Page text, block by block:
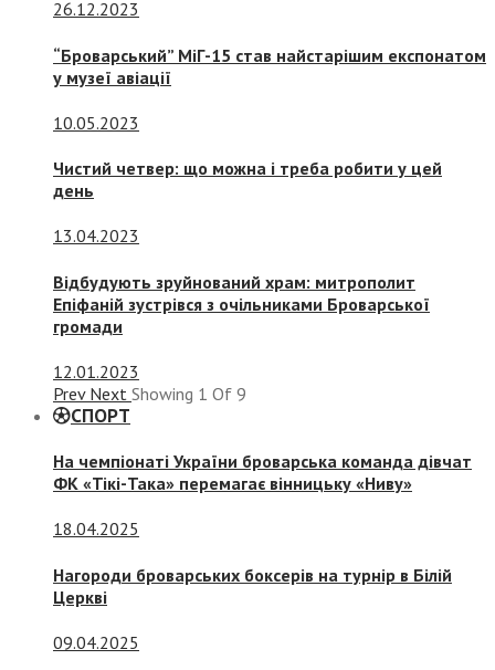
26.12.2023
“Броварський” МіГ-15 став найстарішим експонатом
у музеї авіації
10.05.2023
Чистий четвер: що можна і треба робити у цей
день
13.04.2023
Відбудують зруйнований храм: митрополит
Епіфаній зустрівся з очільниками Броварської
громади
12.01.2023
Prev Next Showing 1 Of 9
СПОРТ
На чемпіонаті України броварська команда дівчат
ФК «Тікі-Така» перемагає вінницьку «Ниву»
18.04.2025
Нагороди броварських боксерів на турнір в Білій
Церкві
09.04.2025